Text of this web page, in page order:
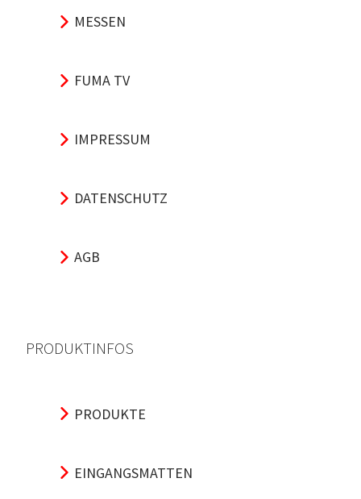
MESSEN
FUMA TV
IMPRESSUM
DATENSCHUTZ
AGB
PRODUKTINFOS
PRODUKTE
EINGANGSMATTEN